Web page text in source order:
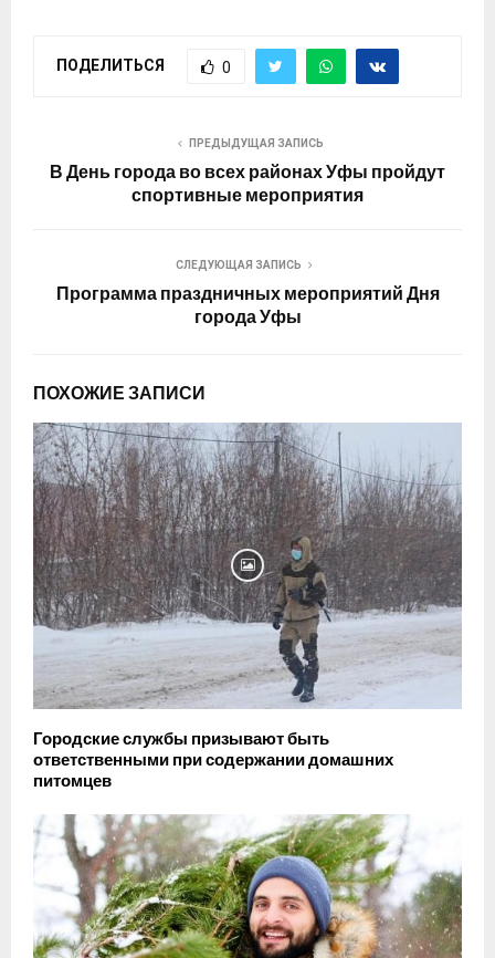
ПОДЕЛИТЬСЯ 0
ПРЕДЫДУЩАЯ ЗАПИСЬ
В День города во всех районах Уфы пройдут
спортивные мероприятия
СЛЕДУЮЩАЯ ЗАПИСЬ
Программа праздничных мероприятий Дня
города Уфы
ПОХОЖИЕ ЗАПИСИ
Городские службы призывают быть
ответственными при содержании домашних
питомцев